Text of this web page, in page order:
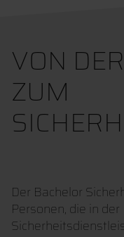
VON
ZUM
Der Bachelor
Personen, die in der